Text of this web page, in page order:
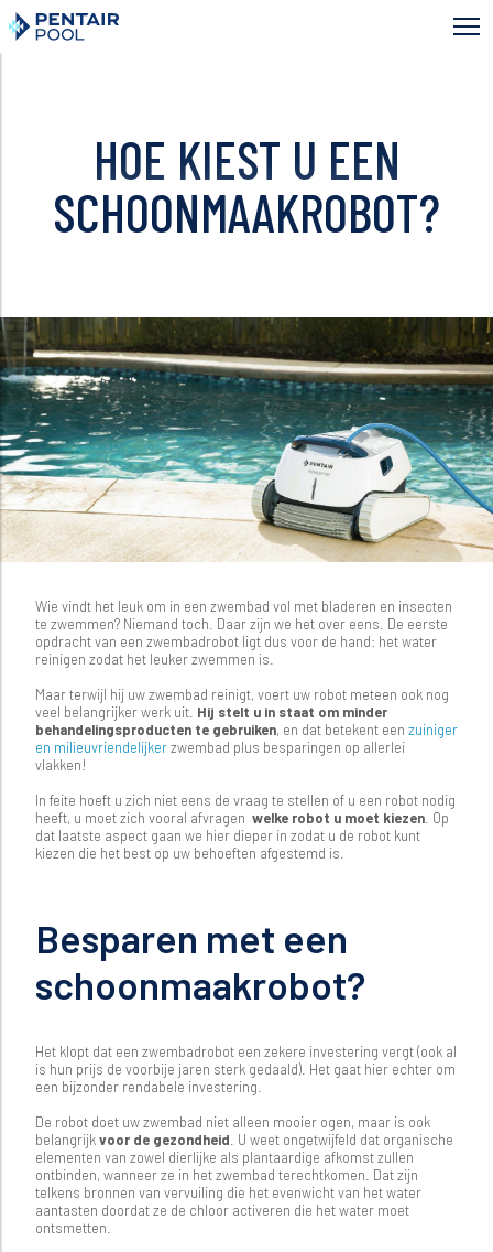
Skip
to
main
HOE KIEST U EEN
SCHOONMAAKROBOT?
Wie vindt het leuk om in een zwembad vol met bladeren en insecten
te zwemmen? Niemand toch. Daar zijn we het over eens. De eerste
opdracht van een zwembadrobot ligt dus voor de hand: het water
reinigen zodat het leuker zwemmen is.
Maar terwijl hij uw zwembad reinigt, voert uw robot meteen ook nog
veel belangrijker werk uit. Hij stelt u in staat om minder
behandelingsproducten te gebruiken, en dat betekent een zuiniger
en milieuvriendelijkerzwembad plus besparingen op allerlei
vlakken!
In feite hoeft u zich niet eens de vraag te stellen of u een robot nodig
heeft, u moet zich vooral afvragen welke robot u moet kiezen . Op
dat laatste aspect gaan we hier dieper in zodat u de robot kunt
kiezen die het best op uw behoeften afgestemd is.
Besparen met een
schoonmaakrobot?
Het klopt dat een zwembadrobot een zekere investering vergt (ook al
is hun prijs de voorbije jaren sterk gedaald). Het gaat hier echter om
een bijzonder rendabele investering.
De robot doet uw zwembad niet alleen mooier ogen, maar is ook
belangrijkvoor de gezondheid . U weet ongetwijfeld dat organische
elementen van zowel dierlijke als plantaardige afkomst zullen
ontbinden, wanneer ze in het zwembad terechtkomen. Dat zijn
telkens bronnen van vervuiling die het evenwicht van het water
aantasten doordat ze de chloor activeren die het water moet
ontsmetten.